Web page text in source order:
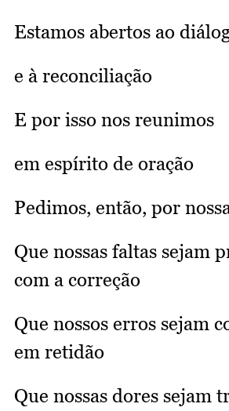
Estamos abertos ao
e à reconciliação
E por isso nos reunimos
em espírito de oração
Pedimos, então, por
Que nossas faltas sejam
com a correção
Que nossos erros sejam
em retidão
Que nossas dores sejam